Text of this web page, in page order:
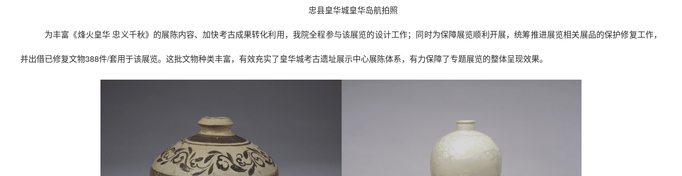
忠县皇华城皇华岛航拍照
为丰富《烽火皇华 忠义千秋》的展陈内容、加快考古成果转化利用，我院全程参与该展览的设计工作；同时为保障展览顺利开展，统筹推进展览相关展品的保护修复工作，
并出借已修复文物388件/套用于该展览。这批文物种类丰富，有效充实了皇华城考古遗址展示中心展陈体系，有力保障了专题展览的整体呈现效果。